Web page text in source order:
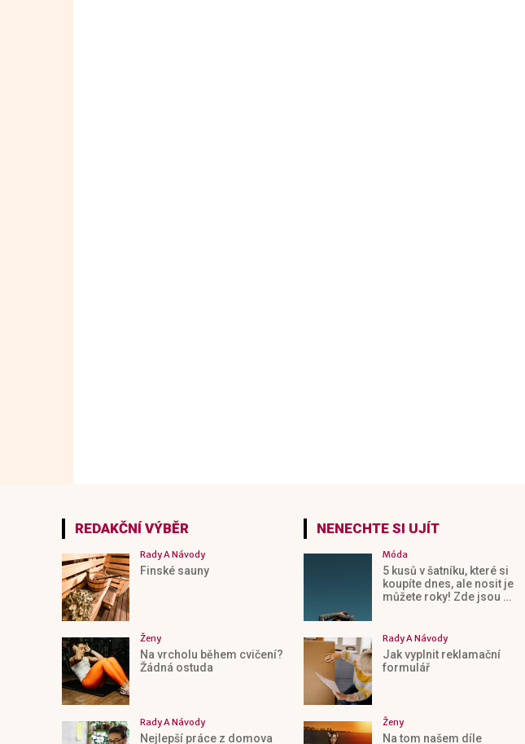
REDAKČNÍ VÝBĚR
Rady A Návody
Finské sauny
Ženy
Na vrcholu během cvičení?
Žádná ostuda
Rady A Návody
Nejlepší práce z domova
NENECHTE SI UJÍT
Móda
5 kusů v šatníku, které si
koupíte dnes, ale nosit je
můžete roky! Zde jsou …
Rady A Návody
Jak vyplnit reklamační
formulář
Ženy
Na tom našem díle